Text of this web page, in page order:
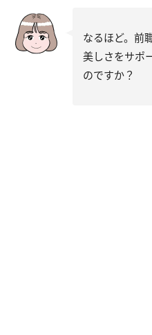
なるほど。前
美しさをサポ
のですか？